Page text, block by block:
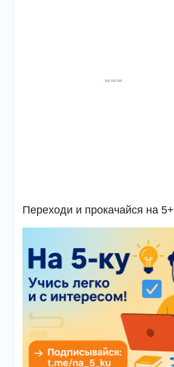
Переходи и прокачайся на 5+